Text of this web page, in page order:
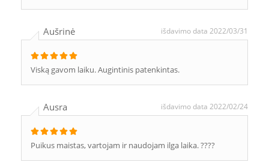
Aušrinė išdavimo data 2022/03/31
Viską gavom laiku. Augintinis patenkintas.
Ausra išdavimo data 2022/02/24
Puikus maistas, vartojam ir naudojam ilga laika. ????